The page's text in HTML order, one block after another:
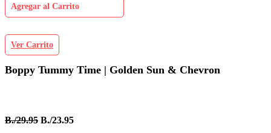
Agregar al Carrito
Ver Carrito
Boppy Tummy Time | Golden Sun & Chevron
B./29.95 B./23.95